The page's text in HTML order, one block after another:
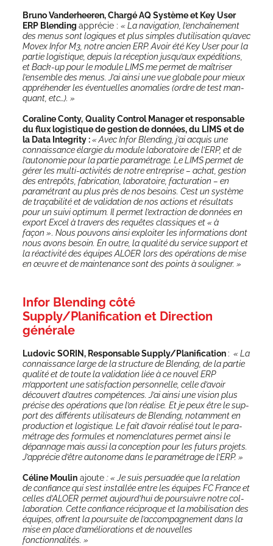
Bru­no Van­de­rhee­ren, Char­gé AQ Sys­tème et Key User
ERP Blen­ding appré­cie : « La navi­ga­tion, l’en­chaî­ne­ment
des menus sont logiques et plus simples d’utilisation qu’a­vec
Movex Infor M3, notre ancien ERP. Avoir été Key User pour la
par­tie logis­tique, depuis la récep­tion jusqu’aux expé­di­tions,
et Back-up pour le module LIMS me per­met de maî­tri­ser
l’ensemble des menus. J’ai ain­si une vue glo­bale pour mieux
appré­hen­der les éven­tuelles ano­ma­lies (ordre de test man­
quant, etc…). »
Cora­line Conty, Qua­li­ty Control Mana­ger et res­pon­sable
du flux logis­tique de ges­tion de don­nées, du LIMS et de
la Data Inte­gri­ty :« Avec Infor Blen­ding, j’ai acquis une
connais­sance élar­gie du module labo­ra­toire de l’ERP, et de
l’autonomie pour la par­tie para­mé­trage. Le LIMS per­met de
gérer les mul­ti-acti­vi­tés de notre entre­prise – achat, ges­tion
des entre­pôts, fabri­ca­tion, labo­ra­toire, fac­tu­ra­tion – en
para­mé­trant au plus près de nos besoins. C’est un sys­tème
de tra­ça­bi­li­té et de vali­da­tion de nos actions et résul­tats
pour un sui­vi opti­mum. Il per­met l’extraction de don­nées en
export Excel à tra­vers des requêtes clas­siques et « à
façon ». Nous pou­vons ain­si exploi­ter les infor­ma­tions dont
nous avons besoin. En outre, la qua­li­té du ser­vice sup­port et
la réac­ti­vi­té des équipes ALOER lors des opé­ra­tions de mise
en œuvre et de main­te­nance sont des points à sou­li­gner. »
Infor Blending côté
Supply/Planification et Direction
générale
Ludo­vic SORIN, Res­pon­sable Supply/Planification : « La
connais­sance large de la struc­ture de Blen­ding, de la par­tie
qua­li­té et de toute la vali­da­tion liée à ce nou­vel ERP
m’apportent une satis­fac­tion per­son­nelle, celle d’avoir
décou­vert d’autres com­pé­tences. J’ai ain­si une vision plus
pré­cise des opé­ra­tions que l’on réa­lise. Et je peux être le sup­
port des dif­fé­rents uti­li­sa­teurs de Blen­ding, notam­ment en
pro­duc­tion et logis­tique. Le fait d’avoir réa­li­sé tout le para­
mé­trage des for­mules et nomen­cla­tures per­met ain­si le
dépan­nage mais aus­si la concep­tion pour les futurs pro­jets.
J’apprécie d’être auto­nome dans le para­mé­trage de l’ERP. »
Céline Mou­linajoute : « Je suis per­sua­dée que la rela­tion
de confiance qui s’est ins­tal­lée entre les équipes FC France et
celles d’ALOER per­met aujourd’hui de pour­suivre notre col­
la­bo­ra­tion. Cette confiance réci­proque et la mobi­li­sa­tion des
équipes, offrent la pour­suite de l’accompagnement dans la
mise en place d’améliorations et de nou­velles
fonctionnalités. »